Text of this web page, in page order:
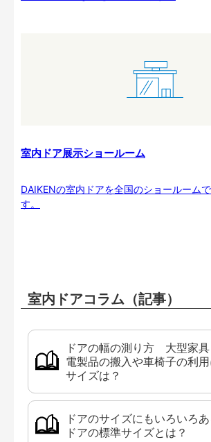
室内ドア展示ショールーム
DAIKENの室内ドアを全国のショールーム
す。
室内ドアコラム（記事）
ドアの幅の測り方 大型家
電製品の搬入や車椅子の利
サイズは？
ドアのサイズにもいろいろ
ドアの標準サイズとは？